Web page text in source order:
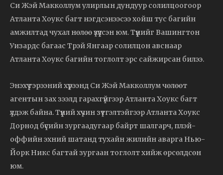
Си Жэй Макколлум улирлын дундуур солилцоогоор
Атланта Хоукс багт нэгдсэнээсээ хойш тус багийн
амжилтад чухал нөлөө үзүүлсэн юм. Түүнийг Вашингтон
Уизардс багаас Трэй Янгаар солилцон авснаар
Атланта Хоукс багийн тоглолт эрс сайжирсан билээ.
Энэхүү гэрээний хүрээнд Си Жэй Макколлум чөлөөт
агентын зах зээлд гарахгүйгээр Атланта Хоукс багт
үлдэж байна. Түүний хүчин зүтгэлтэйгээр Атланта Хоукс
Дорнод бүсийн зургаадугаар байрт шалгарч, плэй-
оффийн эхний шатанд тухайн жилийн аварга Нью-
Йорк Никс багтай зургаан тоглолт хийж өрсөлдсөн
юм.